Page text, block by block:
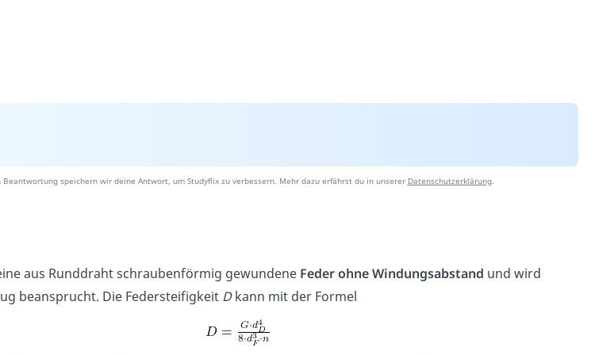
Beantwortung speichern wir deine Antwort, um Studyflix zu verbessern. Mehr dazu erfährst du in unserer Datenschutzerklärung.
aus Runddraht schraubenförmig gewundene Feder ohne Windungsabstand und wird
beansprucht. Die Federsteifigkeit Dkann mit der Formel